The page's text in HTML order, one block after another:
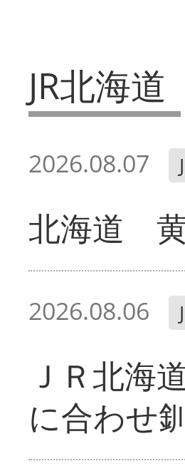
JR北海道
2026.08.07
北海道 黄
2026.08.06
ＪＲ北海
に合わせ